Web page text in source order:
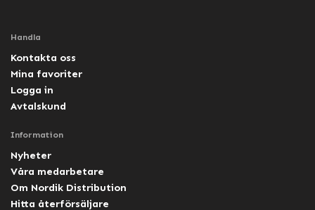
Handla
Kontakta oss
Mina favoriter
Logga in
Avtalskund
Information
Nyheter
Våra medarbetare
Om Nordik Distribution
Hitta återförsäljare